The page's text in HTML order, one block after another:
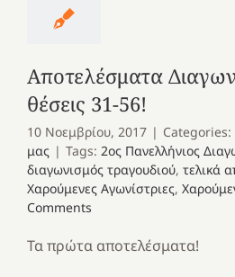
Αποτελέσματα
θέσεις 31-56!
10 Νοεμβρίου, 2017 | Categories:
μας | Tags: 2ος Πανελλήνιος
διαγωνισμός τραγουδιού, τελικά
Χαρούμενες Αγωνίστριες,
Comments
Τα πρώτα αποτελέσματα!